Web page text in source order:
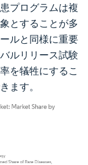
プログラムは複
とすることが多
ルと同様に重要
ルリリース試験
を犠牲にするこ
ます。